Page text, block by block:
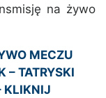
na żywo
MECZU
– TATRYSKI
KLIKNIJ